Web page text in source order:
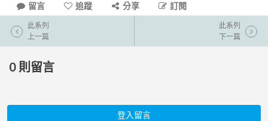
留言 追蹤 分享 訂閱
此系列
上一篇
此系列
下一篇
0 則留言
登入留言